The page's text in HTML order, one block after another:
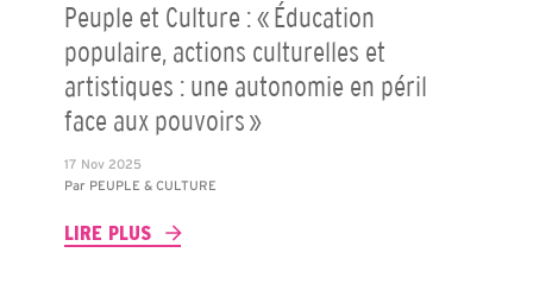
Peuple et Culture : « Éducation
populaire, actions culturelles et
artistiques : une autonomie en péril
face aux pouvoirs »
17 Nov 2025
Par PEUPLE & CULTURE
LIRE PLUS